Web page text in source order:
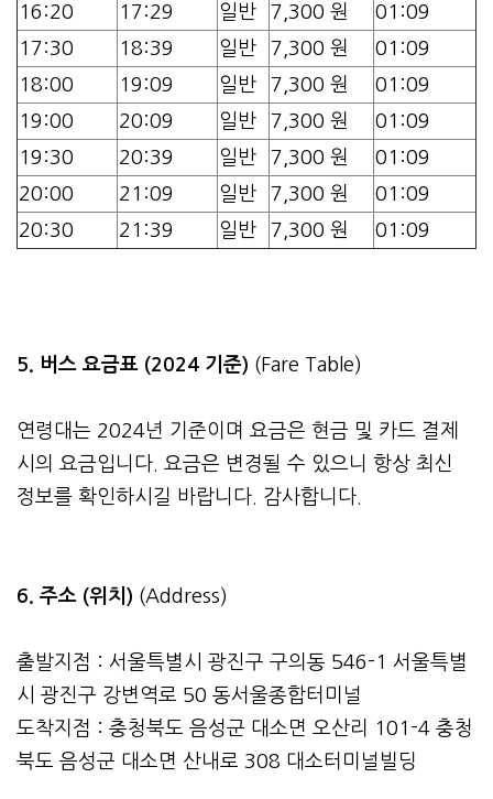
16:20 17:29 일반 7,300 원
01:09
17:30
18:39 일반 7,300 원
01:09
18:00
19:09 일반 7,300 원
01:09
19:00
20:09 일반 7,300 원
01:09
19:30
20:39 일반 7,300 원
01:09
20:00
21:09 일반 7,300 원
01:09
20:30
21:39 일반 7,300 원 01:09
5. 버스 요금표 (2024 기준) (Fare Table)
연령대는 2024년 기준이며 요금은 현금 및 카드 결제
시의 요금입니다. 요금은 변경될 수 있으니 항상 최신
정보를 확인하시길 바랍니다. 감사합니다.
6. 주소 (위치) (Address)
출발지점 : 서울특별시 광진구 구의동 546-1 서울특별
시 광진구 강변역로 50 동서울종합터미널
도착지점 : 충청북도 음성군 대소면 오산리 101-4 충청
북도 음성군 대소면 산내로 308 대소터미널빌딩